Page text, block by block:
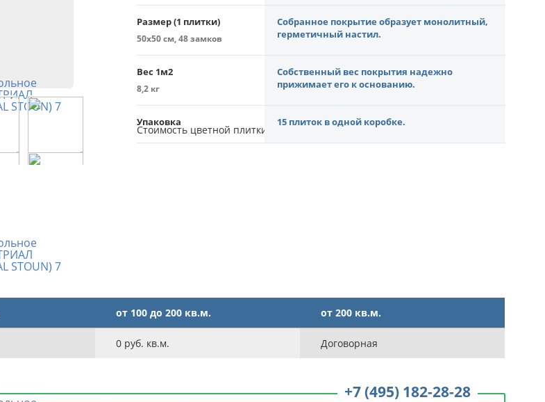
Размер (1 плитки)
50х50 см, 48 замков
Собранное покрытие образует монолитный,
герметичный настил.
Вес 1м2
8,2 кг
Собственный вес покрытия надежно
прижимает его к основанию.
Упаковка 15 плиток в одной коробке.
Стоимость цветной плитки может быть выше.
от 100 до 200 кв.м. от 200 кв.м.
0 руб. кв.м. Договорная
+7 (495) 182-28-28